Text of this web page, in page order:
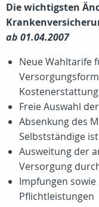
Die wichtigsten
ab 01.04.2007
Neue Wahltarife
Freie Auswahl
Absenkung des
Selbstständige
Ausweitung der
Versorgung
Impfungen
Pflichtleistungen